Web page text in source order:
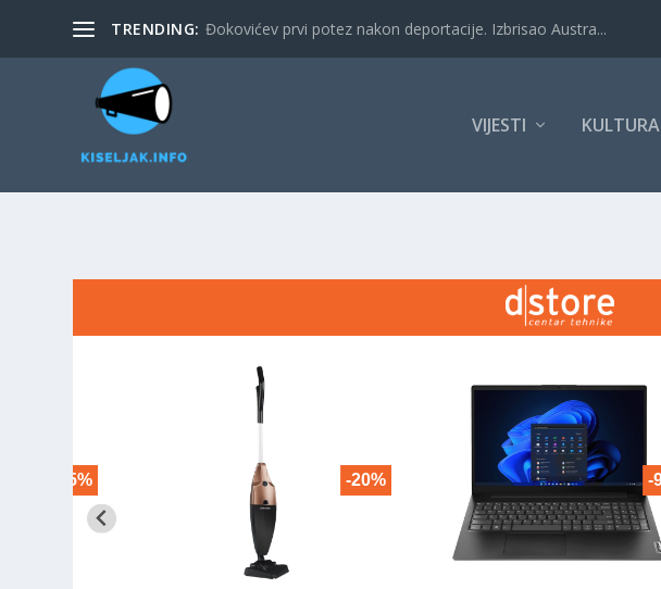
TRENDING: Đokovićev prvi potez nakon deportacije. Izbrisao Austra...
VIJESTI KULTURA